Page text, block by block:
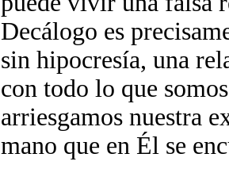
Decálogo es
sin hipocresía, una
con todo lo que
arriesgamos nuestra
mano que en Él se